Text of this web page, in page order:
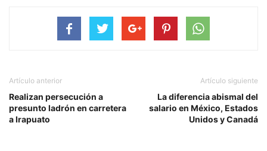
Artículo anterior
Realizan persecución a
presunto ladrón en carretera
a Irapuato
Artículo siguiente
La diferencia abismal del
salario en México, Estados
Unidos y Canadá